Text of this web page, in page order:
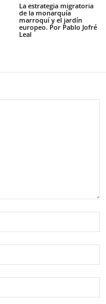
La estrategia migratoria
de la monarquía
marroquí y el jardín
europeo. Por Pablo Jofré
Leal